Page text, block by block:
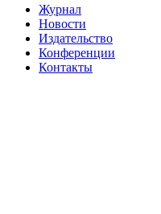
Журнал
Новости
Издательство
Конференции
Контакты